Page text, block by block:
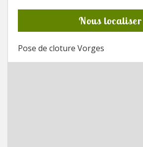
Nous localiser
Pose de cloture Vorges